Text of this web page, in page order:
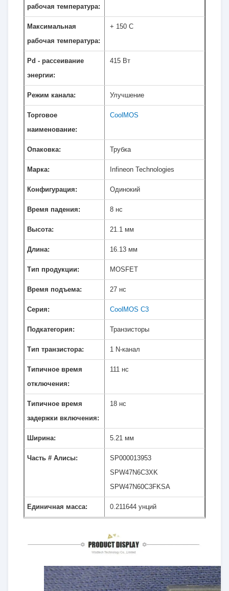
рабочая температура:
Максимальная
рабочая температура:
+ 150 C
Pd - рассеивание
энергии:
415 Вт
Режим канала: Улучшение
Торговое
наименование:
CoolMOS
Опаковка: Трубка
Марка: Infineon Technologies
Конфигурация: Одинокий
Время падения: 8 нс
Высота: 21.1 мм
Длина: 16.13 мм
Тип продукции: MOSFET
Время подъема: 27 нс
Серия: CoolMOS C3
Подкатегория: Транзисторы
Тип транзистора: 1 N-канал
Типичное время
отключения:
111 нс
Типичное время
задержки включения:
18 нс
Ширина: 5.21 мм
Часть # Алисы:
SP000013953
SPW47N6C3XK
SPW47N60C3FKSA
Единичная масса: 0.211644 унций